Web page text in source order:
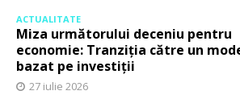
ACTUALITATE
Miza următorului deceniu pentru
economie: Tranziția către un
bazat pe investiții
27 iulie 2026